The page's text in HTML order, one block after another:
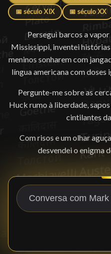
📅 século XIX 📅 século XX
Persegui barcos a
Mississippi, inventei
meninos sonharem com
língua americana com doses
Pergunte-me sobre as
Huck rumo à liberdade,
cintilantes
Com risos e um olhar
desvendei o enigma